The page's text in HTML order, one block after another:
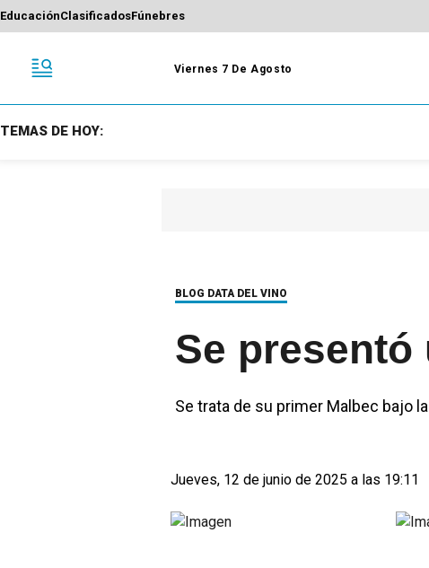
EducaciónClasificadosFúnebres
Viernes 7 De Agosto
TEMAS DE HOY:
BLOG DATA DEL VINO
Se
Se trata de su primer Malbec bajo
Jueves, 12 de junio de 2025 a las 19:11